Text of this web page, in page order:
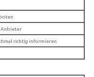
Anbieter
richtig informieren